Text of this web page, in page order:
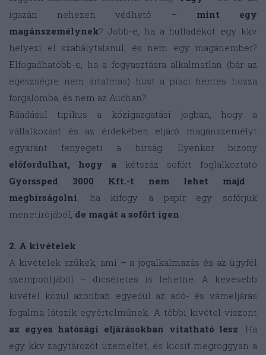
igazán nehezen védhető – mint egy
magánszemélynek? Jobb-e, ha a hulladékot egy kkv
helyezi el szabálytalanul, és nem egy magánember?
Elfogadhatóbb-e, ha a fogyasztásra alkalmatlan (bár az
egészségre nem ártalmas) húst a piaci hentes hozza
forgalomba, és nem az Auchan?
Ráadásul tipikus a közigazgatási jogban, hogy a
vállalkozást és az érdekében eljáró magánszemélyt
egyaránt fenyegeti a bírság. Ilyenkor bizony
előfordulhat, hogy a kétszáz sofőrt foglalkoztató
Gyorssped 3000 Kft.-t nem lehet majd
megbírságolni, ha kifogy a papír egy sofőrjük
menetírójából, de magát a sofőrt igen.
2. A kivételek
A kivételek szűkek, ami – a jogalkalmazás és az ügyfél
szempontjából – dicséretes is lehetne. A kevesebb
kivétel közül azonban egyedül az adó- és vámeljárás
fogalma látszik egyértelműnek. A többi kivétel viszont
az egyes hatósági eljárásokban vitatható lesz. Ha
egy kkv zagytározót üzemeltet, és kicsit megroggyan a